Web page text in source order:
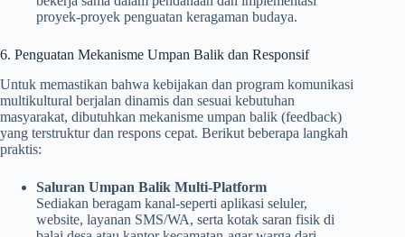
proyek-proyek penguatan keragaman budaya.
6. Penguatan Mekanisme Umpan Balik dan Responsif
Untuk memastikan bahwa kebijakan dan program komunikasi
multikultural berjalan dinamis dan sesuai kebutuhan
masyarakat, dibutuhkan mekanisme umpan balik (feedback)
yang terstruktur dan respons cepat. Berikut beberapa langkah
praktis:
Saluran Umpan Balik Multi‑Platform
Sediakan beragam kanal-seperti aplikasi seluler,
website, layanan SMS/WA, serta kotak saran fisik di